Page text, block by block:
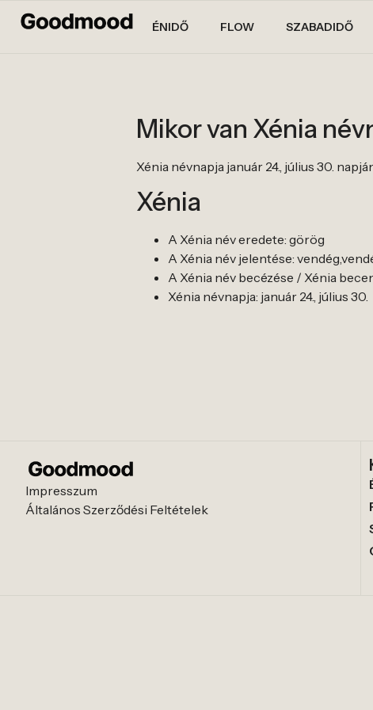
ÉNIDŐ FLOW SZABADIDŐ
Mikor van Xénia
Xénia névnapja január 24., július 30.
Xénia
A Xénia név eredete: görög
A Xénia név jelentése:
A Xénia név becézése / Xénia
Xénia névnapja: január 24., július 30.
Impresszum
Általános Szerződési Feltételek